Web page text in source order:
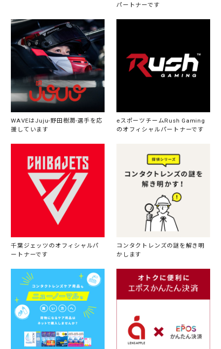
パートナーです
WAVEはJuju-野田樹潤-選手を応
援しています
eスポーツチームRush Gaming
のオフィシャルパートナーです
千葉ジェッツのオフィシャルパ
ートナーです
コンタクトレンズの謎を解き明
かします